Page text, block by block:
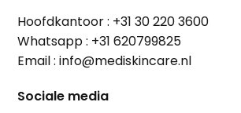
Hoofdkantoor : +31 30 220 3600
Whatsapp : +31 620799825
Email : info@mediskincare.nl
Sociale media